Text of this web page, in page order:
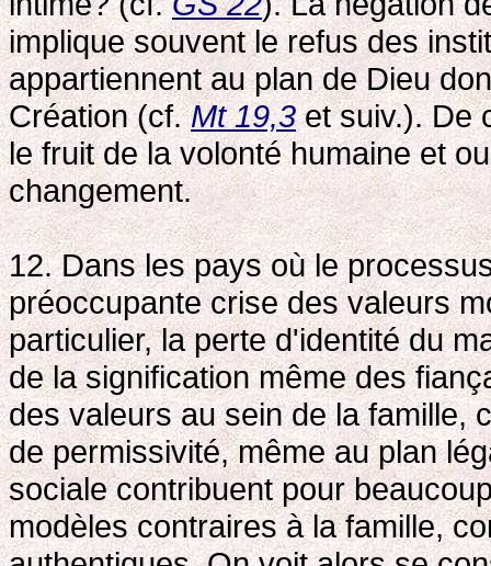
implique souvent le refus des
appartiennent au plan de Dieu
Création (cf.Mt 19,3et suiv.). De
le fruit de la volonté humaine et
changement.
12. Dans les pays où le
préoccupante crise des valeurs
particulier, la perte d'identité du
de la signification même des
des valeurs au sein de la famille,
de permissivité, même au plan
sociale contribuent pour
modèles contraires à la famille,